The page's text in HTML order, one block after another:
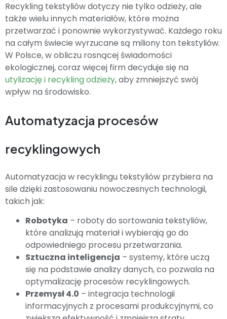
Recykling tekstyliów dotyczy nie tylko odzieży, ale
także wielu innych materiałów, które można
przetwarzać i ponownie wykorzystywać. Każdego roku
na całym świecie wyrzucane są miliony ton tekstyliów.
W Polsce, w obliczu rosnącej świadomości
ekologicznej, coraz więcej firm decyduje się na
utylizację i recykling odzieży, aby zmniejszyć swój
wpływ na środowisko.
Automatyzacja procesów
recyklingowych
Automatyzacja w recyklingu tekstyliów przybiera na
sile dzięki zastosowaniu nowoczesnych technologii,
takich jak:
Robotyka – roboty do sortowania tekstyliów,
które analizują materiał i wybierają go do
odpowiedniego procesu przetwarzania.
Sztuczna inteligencja – systemy, które uczą
się na podstawie analizy danych, co pozwala na
optymalizację procesów recyklingowych.
Przemysł 4.0 – integracja technologii
informacyjnych z procesami produkcyjnymi, co